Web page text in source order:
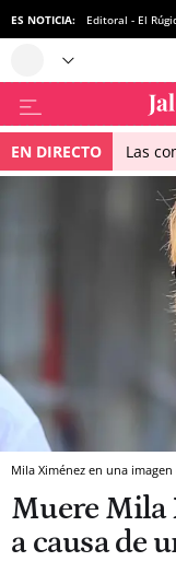
ES NOTICIA: Editoral - El
EN DIRECTO Las
Mila Ximénez en una
Muere Mila
a causa de